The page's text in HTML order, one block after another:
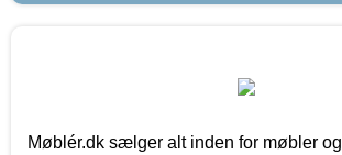
Møblér.dk sælger alt inden for møbler og